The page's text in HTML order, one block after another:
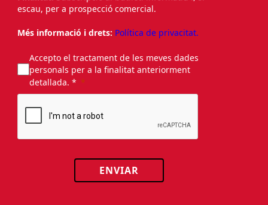
escau, per a prospecció comercial.
Més informació i drets: Política de privacitat.
Accepto el tractament de les meves dades
personals per a la finalitat anteriorment
detallada. *
ENVIAR